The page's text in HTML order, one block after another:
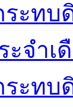
ะทบ
ะจำเ
ะทบ